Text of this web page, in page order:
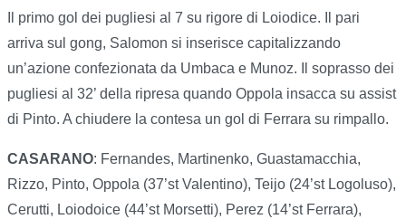
Il primo gol dei pugliesi al 7 su rigore di Loiodice. Il pari
arriva sul gong, Salomon si inserisce capitalizzando
un’azione confezionata da Umbaca e Munoz. Il soprasso dei
pugliesi al 32’ della ripresa quando Oppola insacca su assist
di Pinto. A chiudere la contesa un gol di Ferrara su rimpallo.
CASARANO: Fernandes, Martinenko, Guastamacchia,
Rizzo, Pinto, Oppola (37’st Valentino), Teijo (24’st Logoluso),
Cerutti, Loiodoice (44’st Morsetti), Perez (14’st Ferrara),